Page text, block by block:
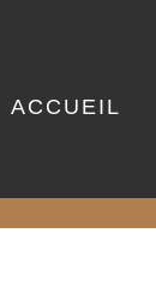
ACCUEIL